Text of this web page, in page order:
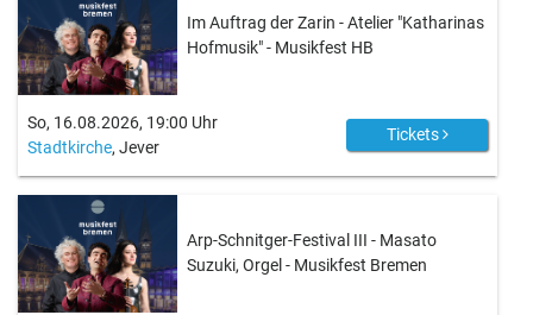
Im Auftrag der Zarin - Atelier "Katharinas
Hofmusik" - Musikfest HB
So, 16.08.2026, 19:00 Uhr
Stadtkirche, Jever
Tickets
Arp-Schnitger-Festival III - Masato
Suzuki, Orgel - Musikfest Bremen